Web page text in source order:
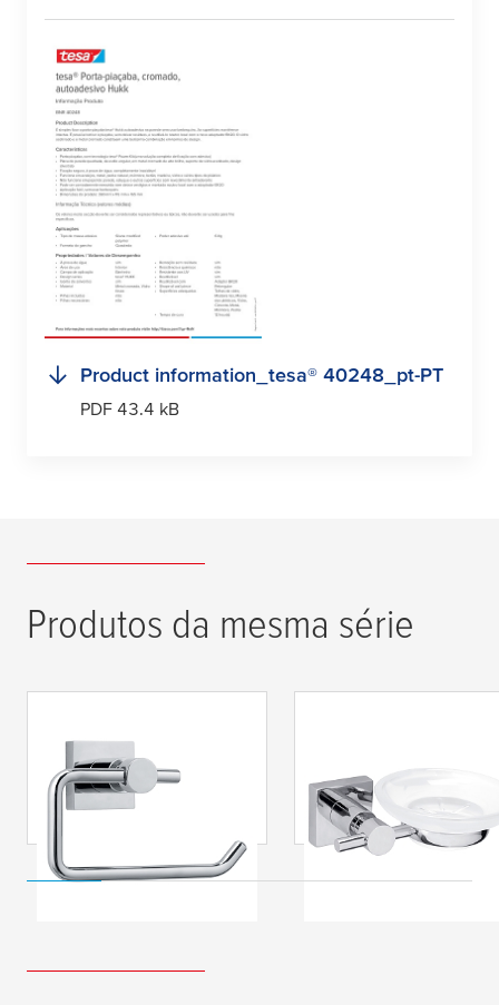
Product information_ tesa® 40248_pt-PT
PDF 43.4 kB
Produtos da mesma série
tesa® Porta-rolos,
cromado, autoadesivo
Hukk
casa de banho,
cromada,
Hukk